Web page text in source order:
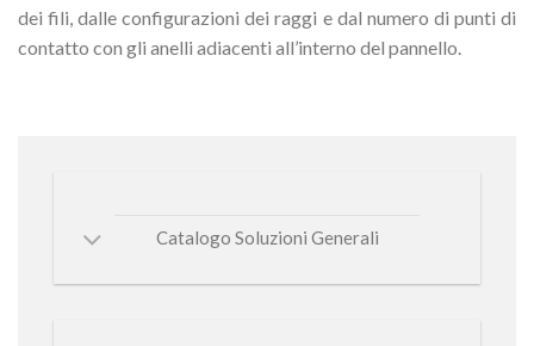
dei fili, dalle configurazioni dei raggi e dal numero di punti di
contatto con gli anelli adiacenti all’interno del pannello.
Catalogo Soluzioni Generali